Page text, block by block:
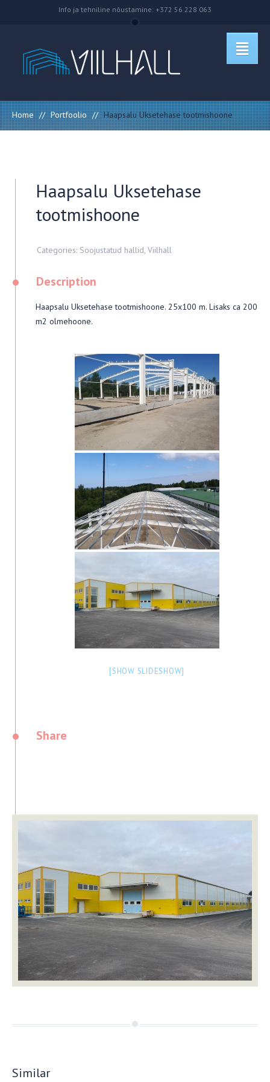
Info ja tehniline nõustamine: +372 56 228 063
Home // Portfoolio // Haapsalu Uksetehase tootmishoone
Haapsalu Uksetehase
tootmishoone
Categories: Soojustatud hallid, Viilhall
• Description
Haapsalu Uksetehase tootmishoone. 25x100 m. Lisaks ca 200
m2 olmehoone.
[SHOW SLIDESHOW]
• Share
Similar